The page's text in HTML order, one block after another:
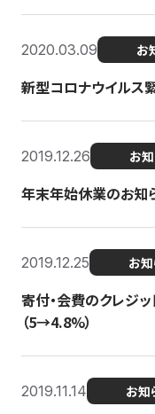
2020.03.09 お
新型コロナウイルス
2019.12.26 お
年末年始休業のお知
2019.12.25 お
寄付・会費のクレジ
（5→4.8%）
2019.11.14 お知